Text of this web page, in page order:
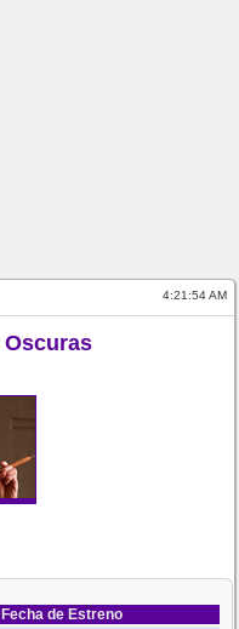
4:21:54 AM
Oscuras
Fecha de Estreno